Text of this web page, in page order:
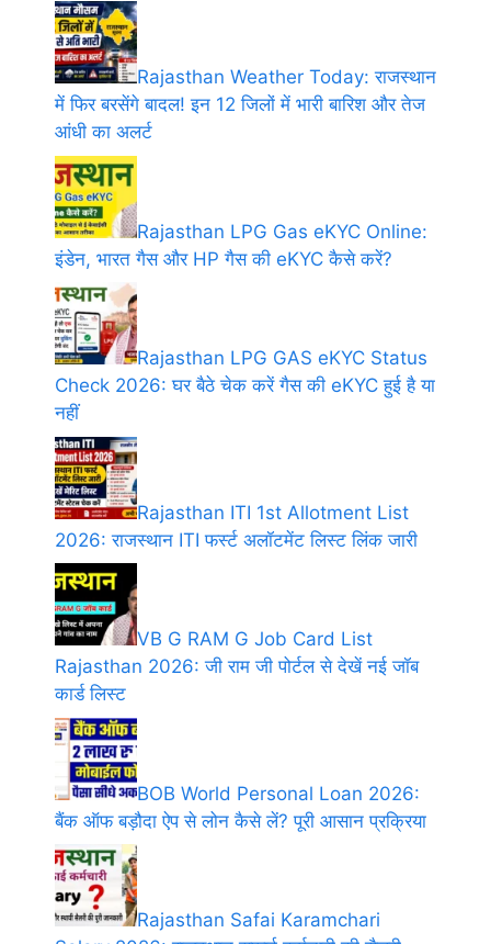
Rajasthan Weather Today: राजस्थान
में फिर बरसेंगे बादल! इन 12 जिलों में भारी बारिश और तेज
आंधी का अलर्ट
Rajasthan LPG Gas eKYC Online:
इंडेन, भारत गैस और HP गैस की eKYC कैसे करें?
Rajasthan LPG GAS eKYC Status
Check 2026: घर बैठे चेक करें गैस की eKYC हुई है या
नहीं
Rajasthan ITI 1st Allotment List
2026: राजस्थान ITI फर्स्ट अलॉटमेंट लिस्ट लिंक जारी
VB G RAM G Job Card List
Rajasthan 2026: जी राम जी पोर्टल से देखें नई जॉब
कार्ड लिस्ट
BOB World Personal Loan 2026:
बैंक ऑफ बड़ौदा ऐप से लोन कैसे लें? पूरी आसान प्रक्रिया
Rajasthan Safai Karamchari